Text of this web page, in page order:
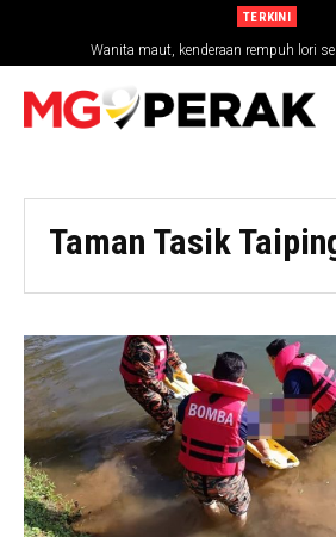
TERKINI
Wanita maut, kenderaan rempuh lori
Taman Tasik